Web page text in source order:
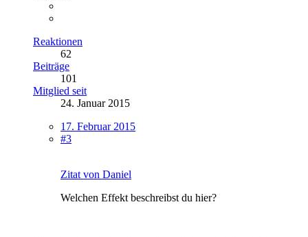
Reaktionen
62
Beiträge
101
Mitglied seit
24. Januar 2015
17. Februar 2015
#3
Zitat von Daniel
Welchen Effekt beschreibst du hier?